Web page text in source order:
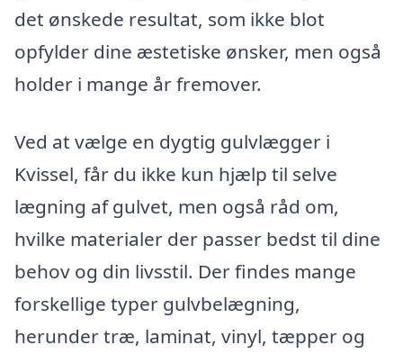
det ønskede resultat, som ikke blot
opfylder dine æstetiske ønsker, men også
holder i mange år fremover.
Ved at vælge en dygtig gulvlægger i
Kvissel, får du ikke kun hjælp til selve
lægning af gulvet, men også råd om,
hvilke materialer der passer bedst til dine
behov og din livsstil. Der findes mange
forskellige typer gulvbelægning,
herunder træ, laminat, vinyl, tæpper og